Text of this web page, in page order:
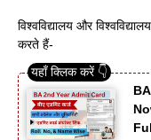
विश्वविद्यालय और
करते हैं-